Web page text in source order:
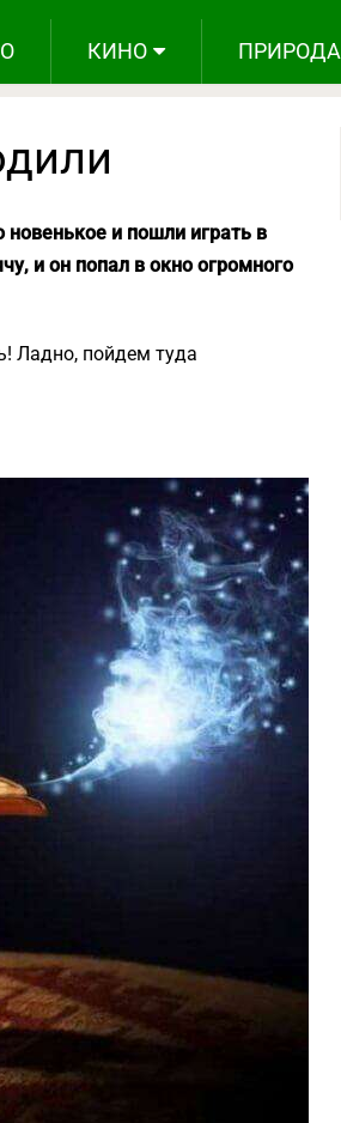
КИНО ПРИРОДА
и пошли играть в
и он попал в окно огромного
Ладно, пойдем туда